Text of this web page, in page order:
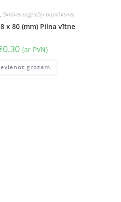
,Skrūves uzgriežņi paplāksnes
x 80 (mm) Pilna vītne
0.30 (ar PVN)
grozam